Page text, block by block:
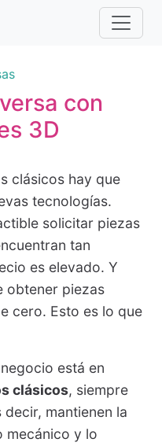
con
3D
clásicos hay que
tecnologías.
solicitar piezas
tan
es elevado. Y
obtener piezas
cero. Esto es lo que
está en
clásicos, siempre
mantienen la
mecánico y lo